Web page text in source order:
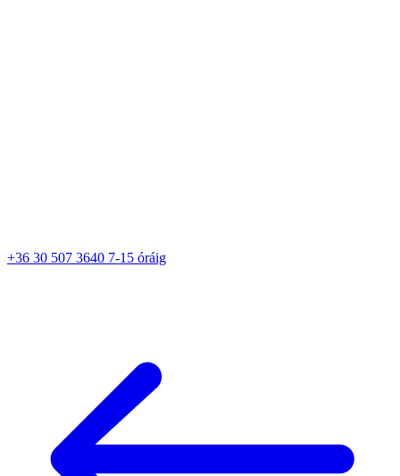
+36 30 507 3640 7-15 óráig